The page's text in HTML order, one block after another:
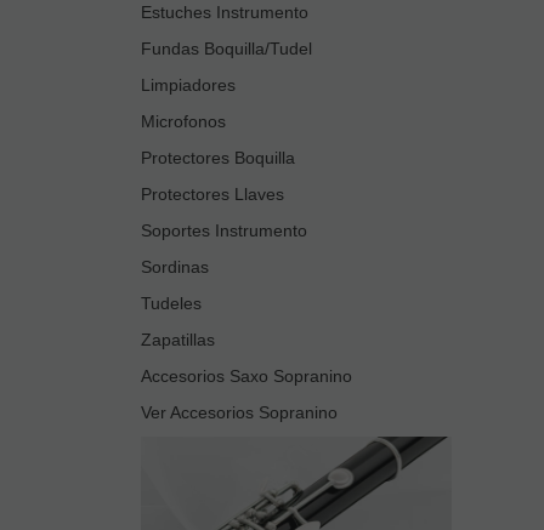
Estuches Instrumento
Fundas Boquilla/Tudel
Limpiadores
Microfonos
Protectores Boquilla
Protectores Llaves
Soportes Instrumento
Sordinas
Tudeles
Zapatillas
Accesorios Saxo Sopranino
Ver Accesorios Sopranino